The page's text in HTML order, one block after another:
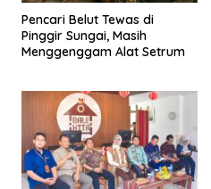
Pencari Belut Tewas di
Pinggir Sungai, Masih
Menggenggam Alat Setrum